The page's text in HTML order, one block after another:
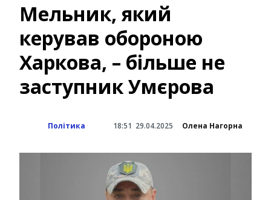
Мельник, який
керував обороною
Харкова, – більше не
заступник Умєрова
Політика 18:51 29.04.2025 Олена Нагорна